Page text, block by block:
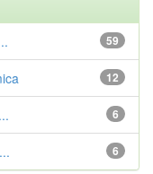
59
12
6
6